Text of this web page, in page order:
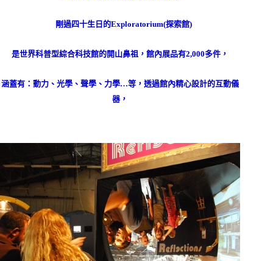
剛過四十生日的Exploratorium(探索館)
是世界科普型綜合科技館的開山鼻祖，館內展品有2,000多件，
涵蓋有：動力、光學、聲學、力學…等，透過館內精心設計的互動儀
器，